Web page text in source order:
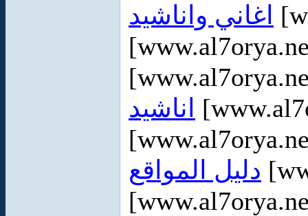
اغاني واناشيد
اناشيد
دليل المواقع